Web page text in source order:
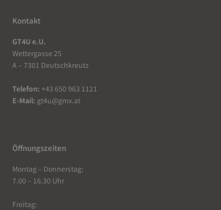
Kontakt
GT4U e.U.
Wettergasse 25
A – 7301 Deutschkreutz
Telefon: +43 650 963 1121
E-Mail: gt4u@gmx.at
Öffnungszeiten
Montag – Donnerstag:
7.00 – 16.30 Uhr
Freitag: